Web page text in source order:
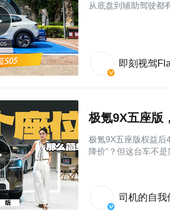
从底盘到辅助驾驶都
即刻视驾
极氪9X五座版
极氪9X五座版权益后
降价”？但这台车不
司机的自我